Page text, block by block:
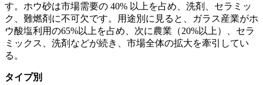
す。ホウ砂は市場需要の 40% 以上を占め、洗剤、セラミッ
ク、難燃剤に不可欠です。用途別に見ると、ガラス産業がホ
ウ酸塩利用の65%以上を占め、次に農業（20%以上）、セラ
ミックス、洗剤などが続き、市場全体の拡大を牽引してい
る。
タイプ別